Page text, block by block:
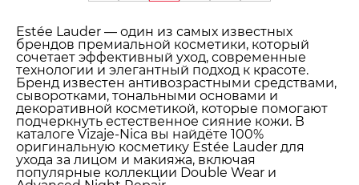
Estée Lauder — один из самых известных
брендов премиальной косметики, который
сочетает эффективный уход, современные
технологии и элегантный подход к красоте.
Бренд известен антивозрастными средствами,
сыворотками, тональными основами и
декоративной косметикой, которые помогают
подчеркнуть естественное сияние кожи. В
каталоге Vizaje-Nica вы найдёте 100%
оригинальную косметику Estée Lauder для
ухода за лицом и макияжа, включая
популярные коллекции Double Wear и